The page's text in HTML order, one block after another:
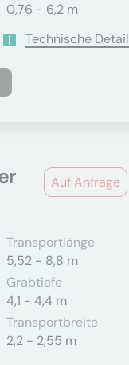
0,76 - 6,2 m
Technische
Auf Anfrage
Transportlänge
5,52 - 8,8 m
Grabtiefe
4,1 - 4,4 m
Transportbreite
2,2 - 2,55 m